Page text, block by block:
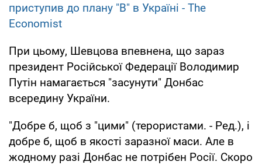
приступив до плану "В" в Україні - The
Economist
При цьому, Шевцова впевнена, що зараз
президент Російської Федерації Володимир
Путін намагається "засунути" Донбас
всередину України.
"Добре б, щоб з "цими" (терористами. - Ред.), і
добре б, щоб в якості заразної маси. Але в
жодному разі Донбас не потрібен Росії. Скоро